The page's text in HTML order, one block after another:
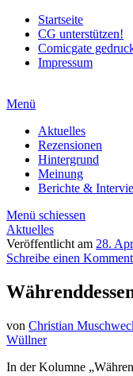
Startseite
CG unterstützen!
Comicgate
Impressum
Menü
Aktuelles
Rezensionen
Hintergrund
Meinung
Berichte &
Menü schiessen
Aktuelles
Veröffentlicht am 28.
Schreibe einen
von Christian
Wüllner
In der Kolumne